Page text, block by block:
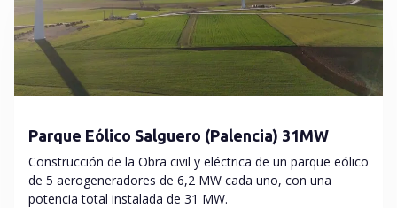
Parque Eólico Salguero (Palencia) 31MW
Construcción de la Obra civil y eléctrica de un parque eólico
de 5 aerogeneradores de 6,2 MW cada uno, con una
potencia total instalada de 31 MW.